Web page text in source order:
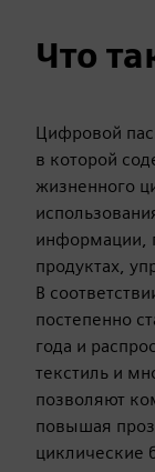
Что
Цифровой
в которой
жизненного
информации,
продуктах,
В
постепенно
года и
текстиль и
позволяют
повышая
циклические